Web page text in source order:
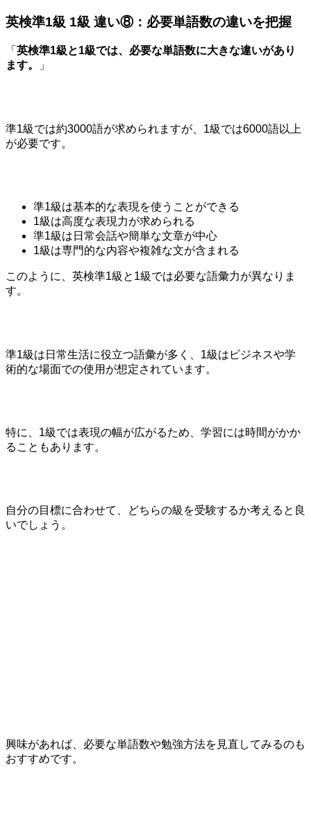
英検準1級 1級 違い⑧：必要単語数の違いを把握
「 英検準1級と1級では、必要な単語数に大きな違いがあり
ます。
」
準1級では約3000語が求められますが、1級では6000語以上
が必要です。
準1級は基本的な表現を使うことができる
1級は高度な表現力が求められる
準1級は日常会話や簡単な文章が中心
1級は専門的な内容や複雑な文が含まれる
このように、英検準1級と1級では必要な語彙力が異なりま
す。
準1級は日常生活に役立つ語彙が多く、1級はビジネスや学
術的な場面での使用が想定されています。
特に、1級では表現の幅が広がるため、学習には時間がかか
ることもあります。
自分の目標に合わせて、どちらの級を受験するか考えると良
いでしょう。
興味があれば、必要な単語数や勉強方法を見直してみるのも
おすすめです。